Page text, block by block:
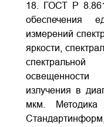
18. ГОСТ Р
обеспечения
измерений
яркости,
излучения в
мкм.